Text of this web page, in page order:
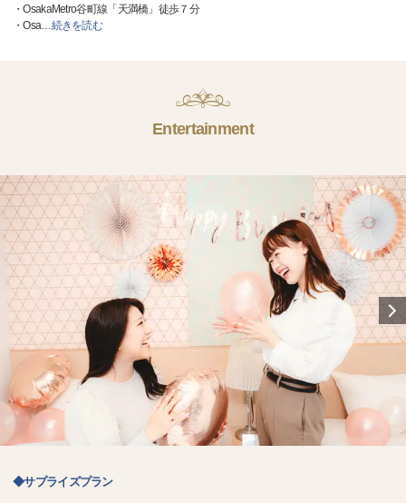
・OsakaMetro谷町線「天満橋」徒歩７分
・Osa…続きを読む
Entertainment
◆サプライズプラン